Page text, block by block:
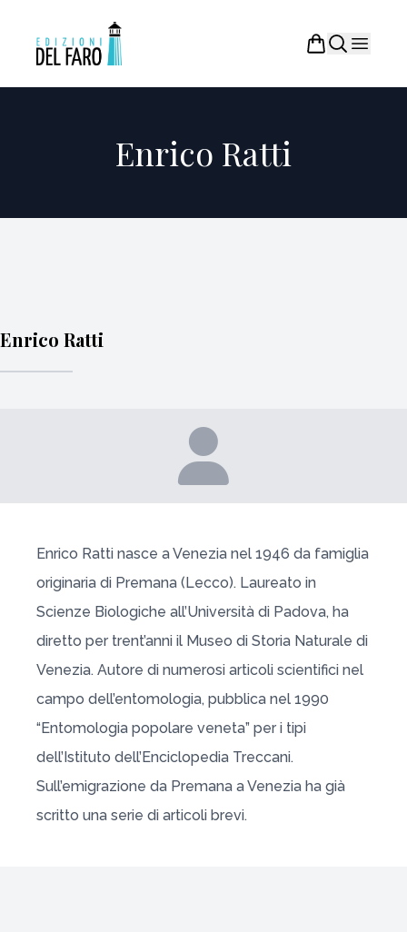
Enrico Ratti
Enrico Ratti
Enrico Ratti nasce a Venezia nel 1946 da famiglia
originaria di Premana (Lecco). Laureato in
Scienze Biologiche all’Università di Padova, ha
diretto per trent’anni il Museo di Storia Naturale di
Venezia. Autore di numerosi articoli scientifici nel
campo dell’entomologia, pubblica nel 1990
“Entomologia popolare veneta” per i tipi
dell’Istituto dell’Enciclopedia Treccani.
Sull’emigrazione da Premana a Venezia ha già
scritto una serie di articoli brevi.